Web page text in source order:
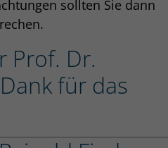
sollten Sie dann
Prof. Dr.
für das